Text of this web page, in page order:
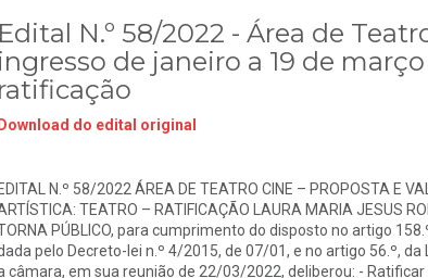
Edital N.º 58/2022 - Área de
ingresso de janeiro a 19 de
ratificação
Download do edital original
EDITAL N.º 58/2022 ÁREA DE TEATRO CINE – PROPOSTA E
TEATRO – RATIFICAÇÃO LAURA MARIA JESUS
PÚBLICO, para cumprimento do disposto no artigo
pelo Decreto-lei n.º 4/2015, de 07/01, e no artigo 56.º,
câmara, em sua reunião de 22/03/2022, deliberou: -